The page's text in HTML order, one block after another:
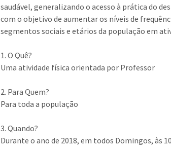
saudável, generalizando o acesso à prática do
com o objetivo de aumentar os níveis de
segmentos sociais e etários da população em
1. O Quê?
Uma atividade física orientada por Professor
2. Para Quem?
Para toda a população
3. Quando?
Durante o ano de 2018, em todos Domingos, às